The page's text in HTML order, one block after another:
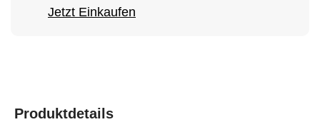
Jetzt Einkaufen
Produktdetails